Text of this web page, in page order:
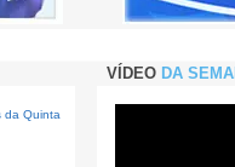
da Quinta
VÍDEO DA